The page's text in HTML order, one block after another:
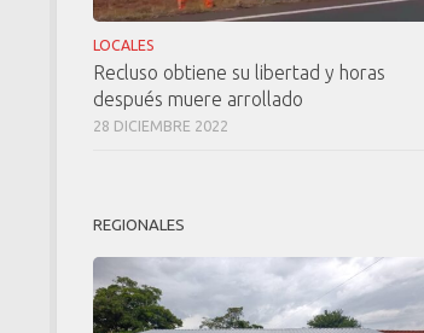
LOCALES
Recluso obtiene su libertad y horas
después muere arrollado
28 DICIEMBRE 2022
REGIONALES